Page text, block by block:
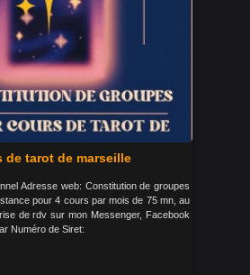
de tarot de marseille
Adresse web: Constitution de groupes
pour 4 cours par mois de 75 mn, au
de rdv sur mon Messenger, Facebook
Numéro de Siret: